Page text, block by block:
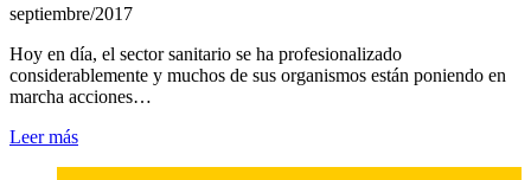
septiembre/2017
Hoy en día, el sector sanitario se ha profesionalizado
considerablemente y muchos de sus organismos están poniendo en
marcha acciones…
Leer más